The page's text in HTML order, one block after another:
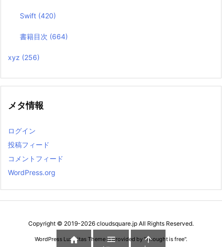
Swift (420)
書籍目次 (664)
xyz (256)
メタ情報
ログイン
投稿フィード
コメントフィード
WordPress.org
Copyright © 2019-2026 cloudsquare.jp All Rights Reserved.
WordPress Luxeritas Theme is provided by "Thought is free".
  